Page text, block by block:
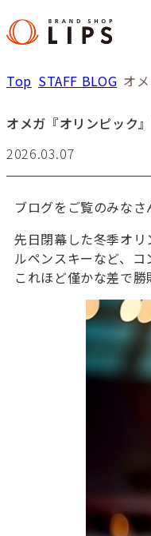
Top STAFF BLOG オ
オメガ『オリンピック
2026.03.07
ブログをご覧のみなさ
先日閉幕した冬季オ
ルペンスキーなど、
これほど僅かな差で